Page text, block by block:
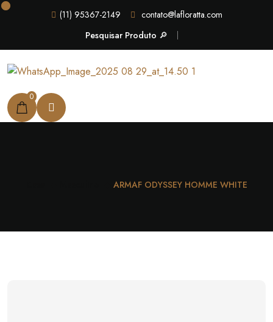
(11) 95367-2149
contato@lafloratta.com
Pesquisar Produto 🔎
0
ARMAF ODYSSEY HOMME WHITE